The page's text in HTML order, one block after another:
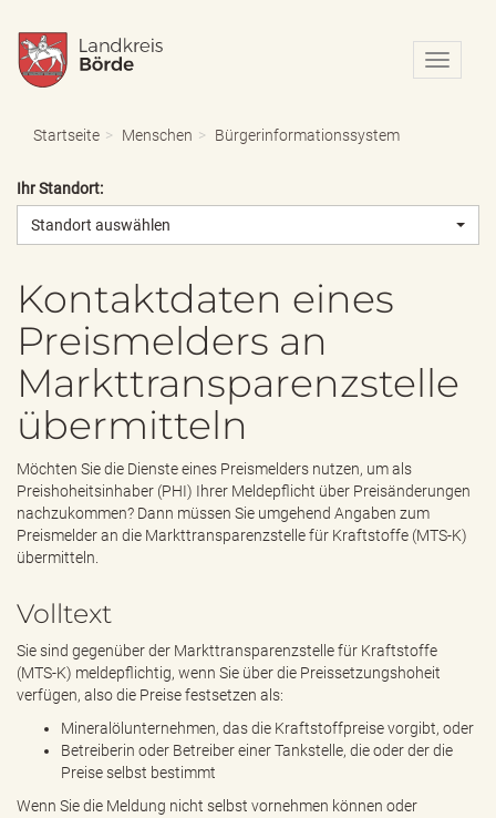
N
a
o
a
l
n
Startseite Menschen Bürgerinformationssystem
Ihr Standort:
Standort auswählen
Kontaktdaten eines
Preismelders an
Markttransparenzstelle
übermitteln
Möchten Sie die Dienste eines Preismelders nutzen, um als
Preishoheitsinhaber (PHI) Ihrer Meldepflicht über Preisänderungen
nachzukommen? Dann müssen Sie umgehend Angaben zum
Preismelder an die Markttransparenzstelle für Kraftstoffe (MTS-K)
übermitteln.
Volltext
Sie sind gegenüber der Markttransparenzstelle für Kraftstoffe
(MTS-K) meldepflichtig, wenn Sie über die Preissetzungshoheit
verfügen, also die Preise festsetzen als:
Mineralölunternehmen, das die Kraftstoffpreise vorgibt, oder
Betreiberin oder Betreiber einer Tankstelle, die oder der die
Preise selbst bestimmt
Wenn Sie die Meldung nicht selbst vornehmen können oder